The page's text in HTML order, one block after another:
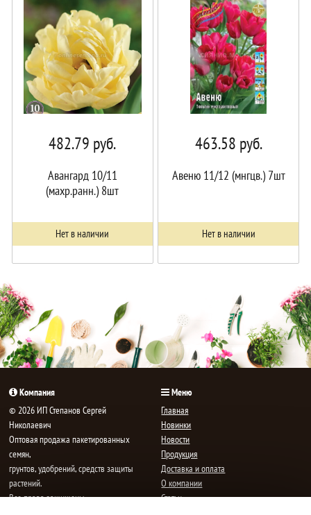
482.79 руб.
Авангард 10/11
(махр.ранн.) 8шт
Нет в наличии
463.58 руб.
Авеню 11/12 (мнгцв.) 7шт
Нет в наличии
Компания
© 2026 ИП Степанов Сергей
Николаевич
Oптовая продажа пакетированных
семян,
грунтов, удобрений, средств защиты
растений.
Все права защищены.
Меню
Главная
Новинки
Новости
Продукция
Доставка и оплата
О компании
Статьи